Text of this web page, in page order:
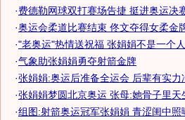
·费德勒网球双打赛场告捷 挺进奥运决
·奥运会柔道比赛结束 佟文夺得女柔金
·"老奥运"热情送祝福 张娟娟不是一个
·气象助张娟娟勇夺射箭金牌
·张娟娟:奥运后准备全运会 后辈有实力
·张娟娟梦圆北京奥运 张母:她骨子里天
·组图:射箭奥运冠军张娟娟 青涩闺中照